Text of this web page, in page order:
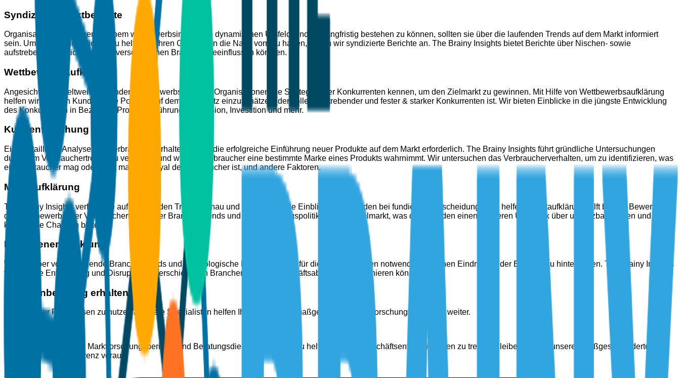
Syndizierte Marktberichte
Organisationen operieren in einem wettbewerbsintensiven dynamischen Umfeld, und um langfristig bestehen zu können, sollten sie über die laufenden Trends auf dem Markt informiert
sein. Um den Organisationen zu helfen, in ihren Geschäften die Nase vorn zu haben, bieten wir syndizierte Berichte an. The Brainy Insights bietet Berichte über Nischen- sowie
aufstrebende Bereiche, die die verschiedenen Branchen beeinflussen könnten.
Wettbewerbsaufklärung
Angesichts des weltweit steigenden Wettbewerbs müssen Organisationen die Strategie ihrer Konkurrenten kennen, um den Zielmarkt zu gewinnen. Mit Hilfe von Wettbewerbsaufklärung
helfen wir unseren Kunden, ihre Position auf dem Marktplatz einzuschätzen, der voller aufstrebender und fester & starker Konkurrenten ist. Wir bieten Einblicke in die jüngste Entwicklung
des Konkurrenten in Bezug auf Produkteinführung, Expansion, Investition und mehr.
Kundenforschung
Eine detaillierte Analyse des Verbraucherverhaltens ist für die erfolgreiche Einführung neuer Produkte auf dem Markt erforderlich. The Brainy Insights führt gründliche Untersuchungen
durch, um Verbrauchertrends zu verstehen und wie ein Verbraucher eine bestimmte Marke eines Produkts wahrnimmt. Wir untersuchen das Verbraucherverhalten, um zu identifizieren, was
ein Verbraucher mag oder nicht mag, wie loyal der Verbraucher ist, und andere Faktoren.
Marktaufklärung
The Brainy Insights verfolgt die aufkommenden Trends genau und bietet wertvolle Einblicke, um Kunden bei fundierten Entscheidungen zu helfen. Marktaufklärung hilft bei der Bewertung
des Wettbewerbs, der Verbrauchertrends, der Branchentrends und der Regierungspolitik für einen Zielmarkt, was dem Kunden einen besseren Überblick über umsetzbare Daten und
kommende Chancen bietet.
Branchenentwicklung
Wissen über vorherrschende Branchentrends und technologische Disruptionen ist für die Organisationen notwendig, um einen Eindruck in der Branche zu hinterlassen. The Brainy Insights
verfolgt die Entwicklung und Disruption in verschiedenen Branchen, die die Geschäftsabläufe revolutionieren könnten.
Expertenberatung erhalten
Bereit, unser Fachwissen zu nutzen? Unsere Spezialisten helfen Ihnen gerne mit maßgeschneiderten Forschungslösungen weiter.
Wir bieten erstklassige Marktforschungsberichte und Beratungsdienste, um Ihnen zu helfen, klügere Geschäftsentscheidungen zu treffen. Bleiben Sie mit unseren maßgeschneiderten
Einblicken der Konkurrenz voraus.
LinkedIn